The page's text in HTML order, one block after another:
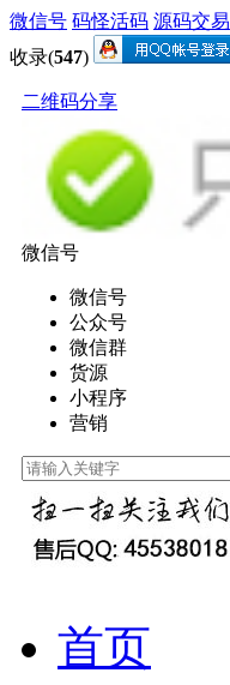
微信号 码怪活码 源码交易
收录(547)
二维码分享
微信号
微信号
公众号
微信群
货源
小程序
营销
首页